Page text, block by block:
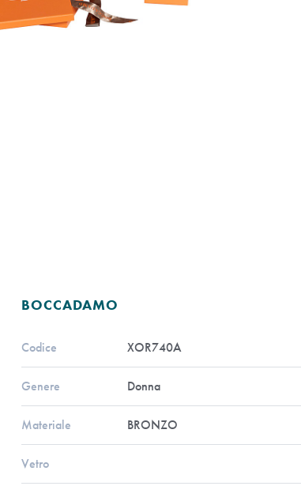
BOCCADAMO
Codice XOR740A
Genere Donna
Materiale BRONZO
Vetro